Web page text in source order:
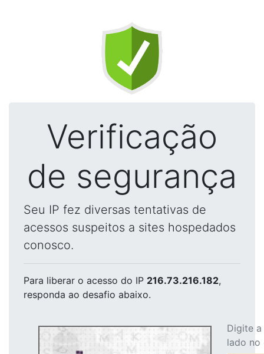
Verificação
de segurança
Seu IP fez diversas tentativas de
acessos suspeitos a sites hospedados
conosco.
Para liberar o acesso do IP 216.73.216.182,
responda ao desafio abaixo.
Digite
lado no